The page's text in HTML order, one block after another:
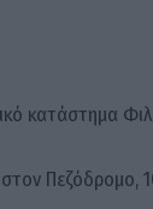
κατάστημα
Πεζόδρομο,